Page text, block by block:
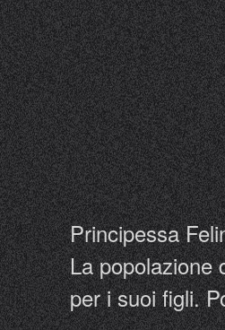
Principessa
La popolazione
per i suoi figli.